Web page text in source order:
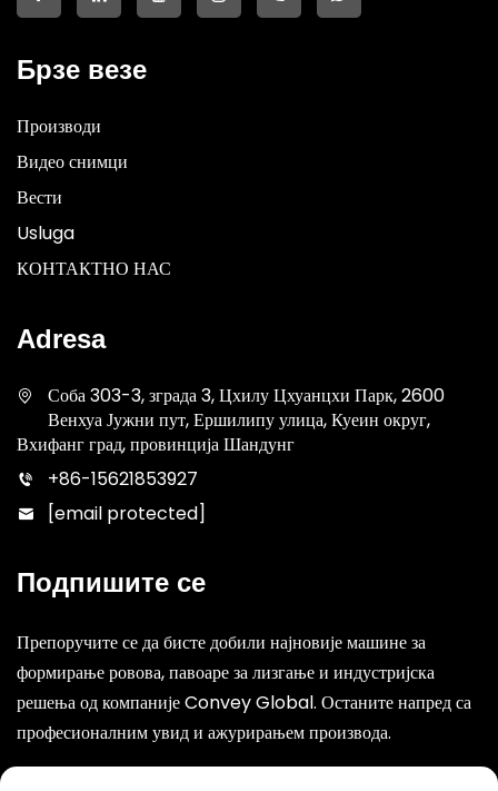
Брзе везе
Производи
Видео снимци
Вести
Usluga
КОНТАКТНО НАС
Adresa
Соба 303-3, зграда 3, Цхилу Цхуанцхи Парк, 2600
Венхуа Јужни пут, Ершилипу улица, Куеин округ,
Вхифанг град, провинција Шандунг
+86-15621853927
[email protected]
Подпишите се
Препоручите се да бисте добили најновије машине за
формирање ровова, павоаре за лизгање и индустријска
решења од компаније Convey Global. Останите напред са
професионалним увид и ажурирањем производа.